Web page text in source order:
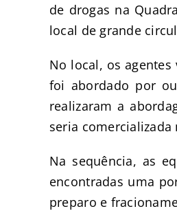
de drogas na
local de grande
No local, os
foi abordado por
realizaram a
seria
Na sequência, as
encontradas uma
preparo e